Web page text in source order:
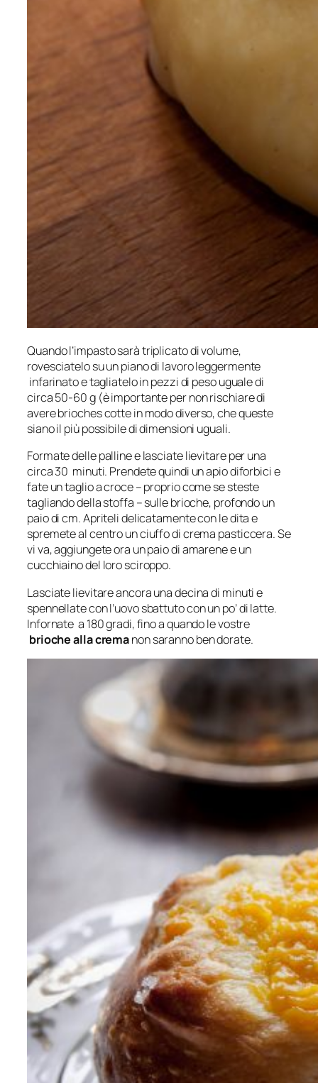
Quando l’impasto sarà triplicato di volume,
rovesciatelo su un piano di lavoro leggermente
infarinato e tagliatelo in pezzi di peso uguale di
circa 50-60 g (è importante per non rischiare di
avere brioches cotte in modo diverso, che queste
siano il più possibile di dimensioni uguali.
Formate delle palline e lasciate lievitare per una
circa 30 minuti. Prendete quindi un apio diforbici e
fate un taglio a croce – proprio come se steste
tagliando della stoffa – sulle brioche, profondo un
paio di cm. Apriteli delicatamente con le dita e
spremete al centro un ciuffo di crema pasticcera. Se
vi va, aggiungete ora un paio di amarene e un
cucchiaino del loro sciroppo.
Lasciate lievitare ancora una decina di minuti e
spennellate con l’uovo sbattuto con un po’ di latte.
Infornate a 180 gradi, fino a quando le vostre
brioche alla cremanon saranno ben dorate.